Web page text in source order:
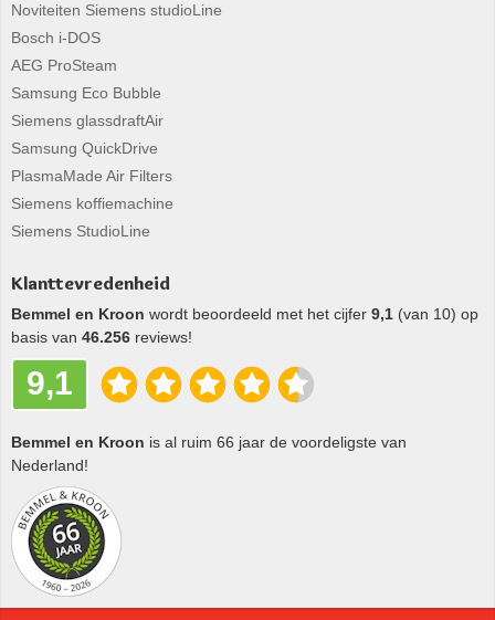
Noviteiten Siemens studioLine
Bosch i-DOS
AEG ProSteam
Samsung Eco Bubble
Siemens glassdraftAir
Samsung QuickDrive
PlasmaMade Air Filters
Siemens koffiemachine
Siemens StudioLine
Klanttevredenheid
Bemmel en Kroon wordt beoordeeld met het cijfer 9,1 (van 10) op
basis van 46.256 reviews!
9,1
Bemmel en Kroon is al ruim 66 jaar de voordeligste van
Nederland!